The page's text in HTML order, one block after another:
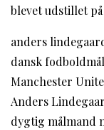
blevet udstillet
anders
dansk
Manchester
Anders
dygtig målmand